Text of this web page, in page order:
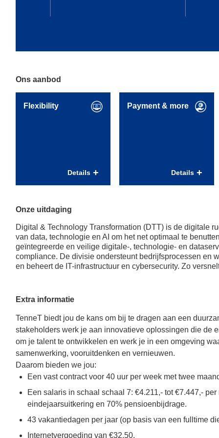
Ons aanbod
Flexibility
(met na 1 jaar in dienst
ook een
werkgeversbijdrage);
Tijdelijk meer of
minder werken of
doorwerken na je
sabbatical leave;
Details
Payment & more
Naast 8%
vakantietoeslag een 6%
eindejaarsuitkering;
Vergoeding woon-
werkverkeer of een
(middelloonregeling /
ABP);
Opties voor
deelname aan IPAP en
Details
Onze uitdaging
Digital & Technology Transformation (DTT) is de digitale
van data, technologie en AI om het net optimaal te
geïntegreerde en veilige digitale-, technologie- en
compliance. De divisie ondersteunt bedrijfsprocessen en
en beheert de IT-infrastructuur en cybersecurity. Zo
Extra informatie
TenneT biedt jou de kans om bij te dragen aan een
stakeholders werk je aan innovatieve oplossingen die de
om je talent te ontwikkelen en werk je in een omgeving
samenwerking, vooruitdenken en vernieuwen.
Daarom bieden we jou:
Een vast contract voor 40 uur per week met twee
Een salaris in schaal schaal 7: €4.211,- tot €7.447,-
eindejaarsuitkering en 70% pensioenbijdrage.
43 vakantiedagen per jaar (op basis van een fulltime
Internetvergoeding van €32,50.